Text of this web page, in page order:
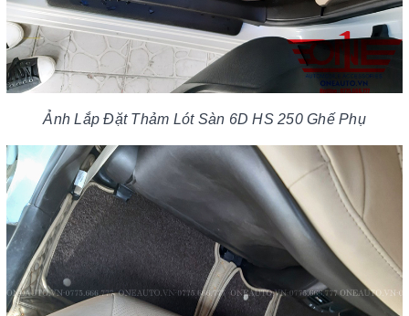
Ảnh Lắp Đặt Thảm Lót Sàn 6D HS 250 Ghế Phụ